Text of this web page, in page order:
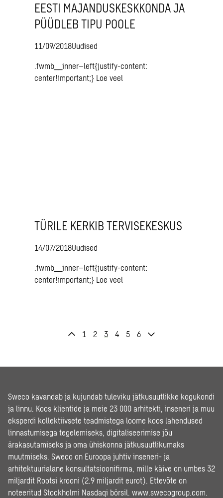
EESTI MAJANDUSKESKKONDA JA
PÜÜDLEB TIPU POOLE
11/09/2018Uudised
.fwmb__inner–left{justify-content:
center!important;} Loe veel
TÜRILE KERKIB TERVISEKESKUS
14/07/2018Uudised
.fwmb__inner–left{justify-content:
center!important;} Loe veel
1 2 3 4 5 6
Sweco kavandab ja kujundab tuleviku jätkusuutlikke kogukondi
ja linnu. Koos klientide ja meie 23 000 arhitekti, inseneri ja muu
eksperdi kollektiivsete teadmistega loome koos lahendused
linnastumisega tegelemiseks, digitaliseerimise jõu
ärakasutamiseks ja oma ühiskonna jätkusuutlikumaks
muutmiseks. Sweco on Euroopa juhtiv inseneri- ja
arhitektuurialane konsultatsioonifirma, mille käive on umbes 32
miljardit Rootsi krooni (2.9 miljardit eurot). Ettevõte on
noteeritud Stockholmi Nasdaqi börsil. www.swecogroup.com